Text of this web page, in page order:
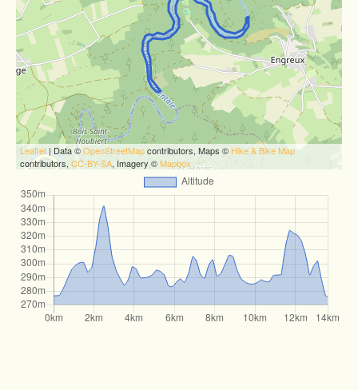
Leaflet| Data ©OpenStreetMapcontributors, Maps © Hike & Bike Map
contributors, CC-BY-SA, Imagery ©Mapbox